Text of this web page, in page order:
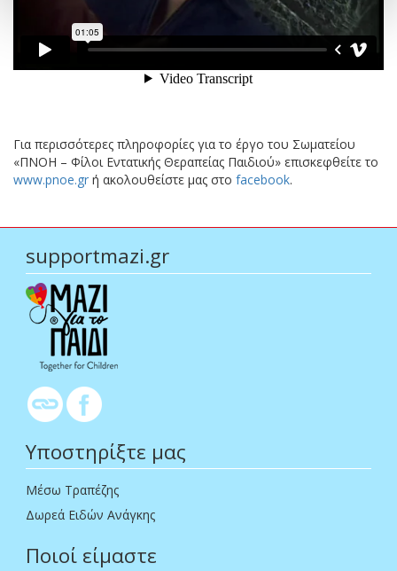
Για περισσότερες πληροφορίες για το έργο του Σωματείου
«ΠΝΟΗ – Φίλοι Εντατικής Θεραπείας Παιδιού» επισκεφθείτε το
www.pnoe.gr ή ακολουθείστε μας στο facebook.
supportmazi.gr
Υποστηρίξτε μας
Μέσω Τραπέζης
Δωρεά Ειδών Ανάγκης
Ποιοί είμαστε